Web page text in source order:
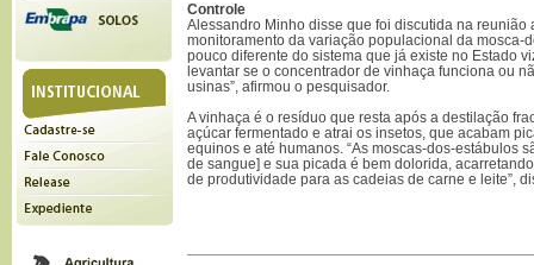
Controle
Alessandro Minho disse que foi discutida na reunião
monitoramento da variação populacional da mosca-
pouco diferente do sistema que já existe no Estado
levantar se o concentrador de vinhaça funciona ou
usinas”, afirmou o pesquisador.
A vinhaça é o resíduo que resta após a destilação
açúcar fermentado e atrai os insetos, que acabam
equinos e até humanos. “As moscas-dos-estábulos
de sangue] e sua picada é bem dolorida,
de produtividade para as cadeias de carne e leite”,